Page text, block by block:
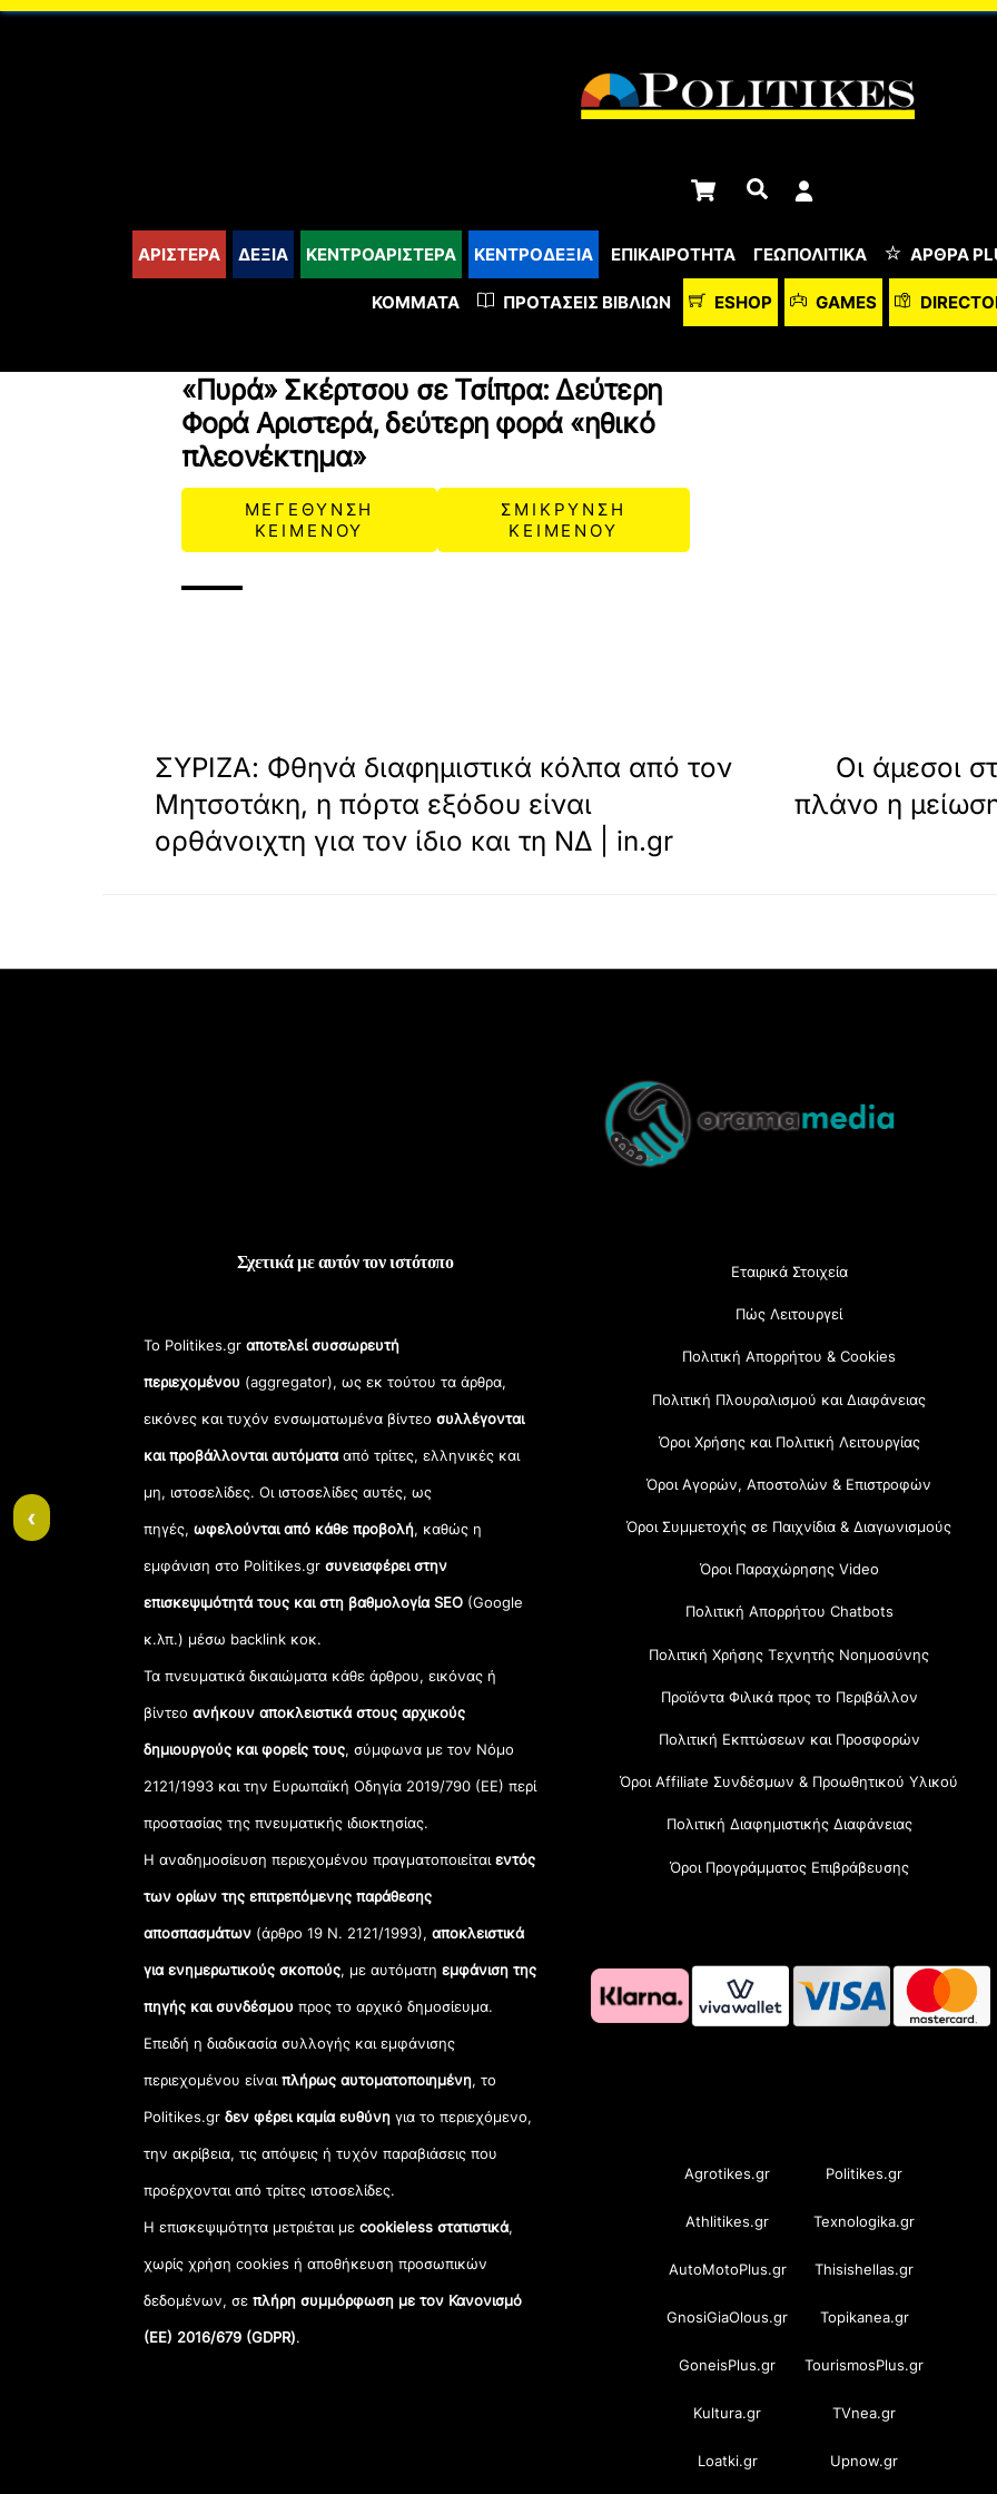
content
Cart Αναζήτηση
ΑΡΙΣΤΕΡΑ ΔΕΞΙΑ ΚΕΝΤΡΟΑΡΙΣΤΕΡΑ ΚΕΝΤΡΟΔΕΞΙΑ ΕΠΙΚΑΙΡΟΤΗΤΑ ΓΕΩΠΟΛΙΤΙΚΑ ΆΡΘΡΑ
ΚΌΜΜΑΤΑ ΠΡΟΤΆΣΕΙΣ ΒΙΒΛΊΩΝ ESHOP GAMES
«Πυρά» Σκέρτσου σε Τσίπρα: Δεύτερη
Φορά Αριστερά, δεύτερη φορά «ηθικό
πλεονέκτημα»
ΜΕΓΕΘΥΝΣΗ
ΚΕΙΜΕΝΟΥ
ΣΜΙΚΡΥΝΣΗ
ΚΕΙΜΕΝΟΥ
ΣΥΡΙΖΑ: Φθηνά διαφημιστικά κόλπα από τον
Μητσοτάκη, η πόρτα εξόδου είναι
ορθάνοιχτη για τον ίδιο και τη ΝΔ | in.gr
Οι άμεσοι
πλάνο η
Top
Σχετικά με αυτόν τον ιστότοπο
Το Politikes.grαποτελεί συσσωρευτή
περιεχομένου (aggregator), ως εκ τούτου τα άρθρα,
εικόνες και τυχόν ενσωματωμένα βίντεοσυλλέγονται
και προβάλλονται αυτόματααπό τρίτες, ελληνικές και
μη, ιστοσελίδες. Οι ιστοσελίδες αυτές, ως
πηγές,ωφελούνται από κάθε προβολή, καθώς η
εμφάνιση στο Politikes.gr συνεισφέρει στην
επισκεψιμότητά τους και στη βαθμολογία SEO (Google
κ.λπ.) μέσω backlink κοκ.
Τα πνευματικά δικαιώματα κάθε άρθρου, εικόνας ή
βίντεοανήκουν αποκλειστικά στους αρχικούς
δημιουργούς και φορείς τους, σύμφωνα με τον Νόμο
2121/1993 και την Ευρωπαϊκή Οδηγία 2019/790 (ΕΕ) περί
προστασίας της πνευματικής ιδιοκτησίας.
Η αναδημοσίευση περιεχομένου πραγματοποιείταιεντός
των ορίων της επιτρεπόμενης παράθεσης
αποσπασμάτων (άρθρο 19 Ν. 2121/1993), αποκλειστικά
για ενημερωτικούς σκοπούς, με αυτόματηεμφάνιση της
πηγής και συνδέσμου προς το αρχικό δημοσίευμα.
Επειδή η διαδικασία συλλογής και εμφάνισης
περιεχομένου είναιπλήρως αυτοματοποιημένη, το
Politikes.grδεν φέρει καμία ευθύνη για το περιεχόμενο,
την ακρίβεια, τις απόψεις ή τυχόν παραβιάσεις που
προέρχονται από τρίτες ιστοσελίδες.
Η επισκεψιμότητα μετριέται μεcookieless στατιστικά,
χωρίς χρήση cookies ή αποθήκευση προσωπικών
δεδομένων, σεπλήρη συμμόρφωση με τον Κανονισμό
(ΕΕ) 2016/679 (GDPR).
Εταιρικά Στοιχεία
Πώς Λειτουργεί
Πολιτική Απορρήτου & Cookies
Πολιτική Πλουραλισμού και Διαφάνειας
Όροι Χρήσης και Πολιτική Λειτουργίας
Όροι Αγορών, Αποστολών & Επιστροφών
Όροι Συμμετοχής σε Παιχνίδια & Διαγωνισμούς
Όροι Παραχώρησης Video
Πολιτική Απορρήτου Chatbots
Πολιτική Χρήσης Τεχνητής Νοημοσύνης
Προϊόντα Φιλικά προς το Περιβάλλον
Πολιτική Εκπτώσεων και Προσφορών
Όροι Affiliate Συνδέσμων & Προωθητικού Υλικού
Πολιτική Διαφημιστικής Διαφάνειας
Όροι Προγράμματος Επιβράβευσης
Agrotikes.gr Politikes.gr
Athlitikes.gr Texnologika.gr
AutoMotoPlus.gr Thisishellas.gr
GnosiGiaOlous.gr Topikanea.gr
GoneisPlus.gr TourismosPlus.gr
Kultura.gr TVnea.gr
Loatki.gr Upnow.gr
‹